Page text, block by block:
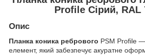
Profile Сірий, RAL
Опис
Планка коника ребрового PSM Profile
елемент, який забезпечує акуратне